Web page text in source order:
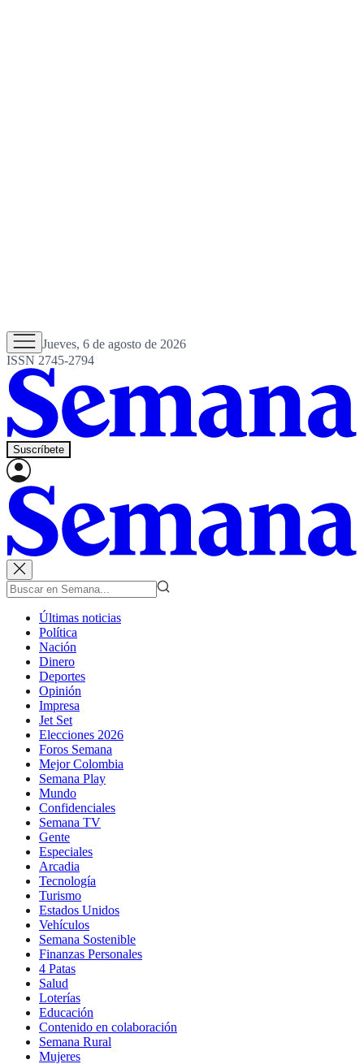
Jueves, 6 de agosto de 2026
ISSN 2745-2794
Suscríbete
Últimas noticias
Política
Nación
Dinero
Deportes
Opinión
Impresa
Jet Set
Elecciones 2026
Foros Semana
Mejor Colombia
Semana Play
Mundo
Confidenciales
Semana TV
Gente
Especiales
Arcadia
Tecnología
Turismo
Estados Unidos
Vehículos
Semana Sostenible
Finanzas Personales
4 Patas
Salud
Loterías
Educación
Contenido en colaboración
Semana Rural
Mujeres